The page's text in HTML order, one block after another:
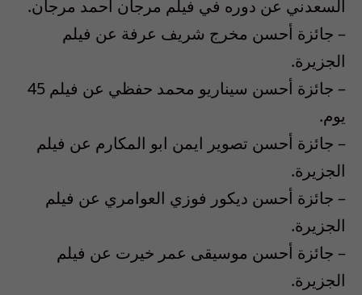
السعدني عن دوره في فيلم مرجان أحمد مرجان.
– جائزة أحسن مخرج شريف عرفة عن فيلم
الجزيرة.
– جائزة أحسن سيناريو محمد حفظي عن فيلم 45
يوم.
– جائزة أحسن تصوير ايمن ابو المكارم عن فيلم
الجزيرة.
– جائزة أحسن ديكور فوزي العوامري عن فيلم
الجزيرة.
– جائزة أحسن موسيقى عمر خيرت عن فيلم
الجزيرة.